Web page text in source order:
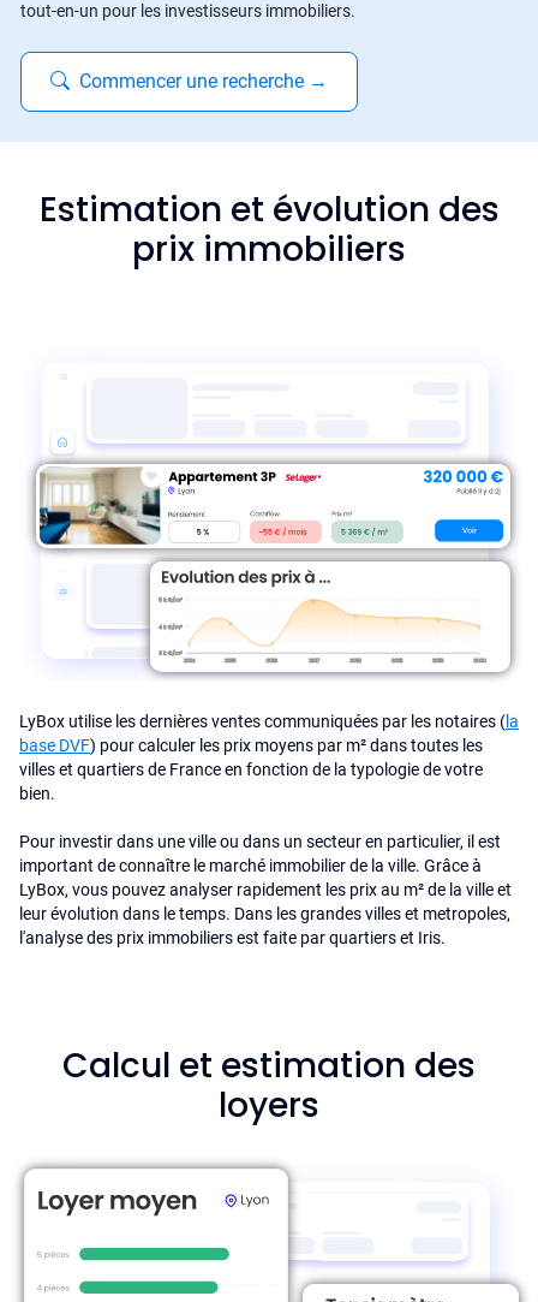
tout-en-un pour les investisseurs immobiliers.
Commencer une recherche →
Estimation et évolution des
prix immobiliers
LyBox utilise les dernières ventes communiquées par les notaires (la
base DVF) pour calculer les prix moyens par m² dans toutes les
villes et quartiers de France en fonction de la typologie de votre
bien.
Pour investir dans une ville ou dans un secteur en particulier, il est
important de connaître le marché immobilier de la ville. Grâce à
LyBox, vous pouvez analyser rapidement les prix au m² de la ville et
leur évolution dans le temps. Dans les grandes villes et metropoles,
l'analyse des prix immobiliers est faite par quartiers et Iris.
Calcul et estimation des
loyers